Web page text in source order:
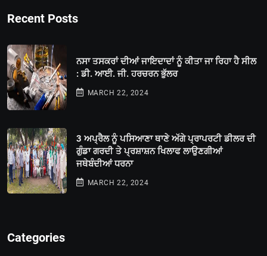
Recent Posts
ਨਸਾ ਤਸਕਰਾਂ ਦੀਆਂ ਜਾਇਦਾਦਾਂ ਨੂੰ ਕੀਤਾ ਜਾ ਰਿਹਾ ਹੈ ਸੀਲ
: ਡੀ. ਆਈ. ਜੀ. ਹਰਚਰਨ ਭੁੱਲਰ
MARCH 22, 2024
3 ਅਪ੍ਰੈਲ ਨੂੰ ਪਸਿਆਣਾ ਥਾਣੇ ਅੱਗੇ ਪ੍ਰਾਪਰਟੀ ਡੀਲਰ ਦੀ
ਗੁੰਡਾ ਗਰਦੀ ਤੇ ਪ੍ਰਸ਼ਾਸ਼ਨ ਖਿਲਾਫ ਲਾਉਣਗੀਆਂ
ਜਥੇਬੰਦੀਆਂ ਧਰਨਾ
MARCH 22, 2024
Categories